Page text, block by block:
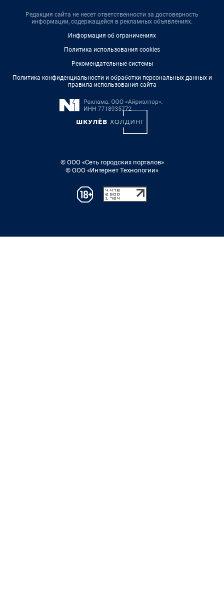
Редакция сайта не несет ответственности за достоверность
информации, содержащейся в рекламных объявлениях.
Информация об ограничениях
Политика использования cookies
Рекомендательные системы
Политика конфиденциальности и обработки персональных данных и
правила использования сайта
© ООО «Сеть городских порталов»
© ООО «Интернет Технологии»